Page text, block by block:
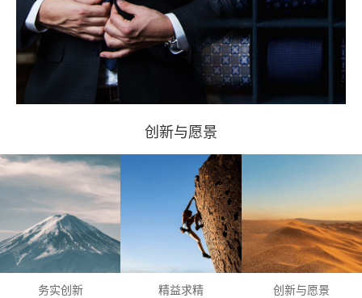
创新与愿景
务实创新 精益求精 创新与愿景